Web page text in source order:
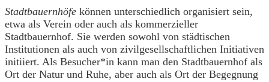
Stadtbauernhöfe können unterschiedlich organisiert sein,
etwa als Verein oder auch als kommerzieller
Stadtbauernhof. Sie werden sowohl von städtischen
Institutionen als auch von zivilgesellschaftlichen Initiativen
initiiert. Als Besucher*in kann man den Stadtbauernhof als
Ort der Natur und Ruhe, aber auch als Ort der Begegnung